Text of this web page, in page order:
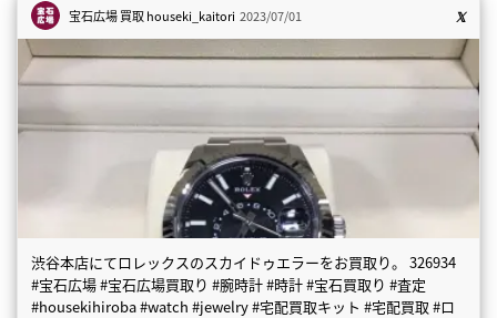
宝石広場 買取houseki_kaitori 2023/07/01
渋谷本店にてロレックスのスカイドゥエラーをお買取り。 326934
#宝石広場 #宝石広場買取り #腕時計 #時計 #宝石買取り #査定
#housekihiroba #watch #jewelry #宅配買取キット #宅配買取 #ロ